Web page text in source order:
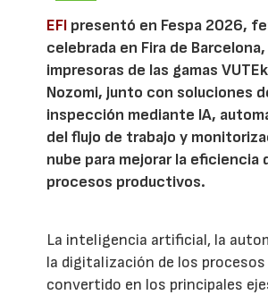
EFI presentó en Fespa 2026,
celebrada en Fira de
impresoras de las gamas
Nozomi, junto con soluciones
inspección mediante IA,
del flujo de trabajo y
nube para mejorar la eficiencia
procesos productivos.
La inteligencia artificial, la
la digitalización de los procesos
convertido en los principales